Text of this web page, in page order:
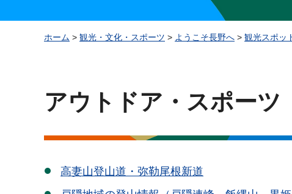
ホーム > 観光・文化・スポーツ > ようこそ長野へ > 観光スポッ
アウトドア・スポーツ
高妻山登山道・弥勒尾根新道